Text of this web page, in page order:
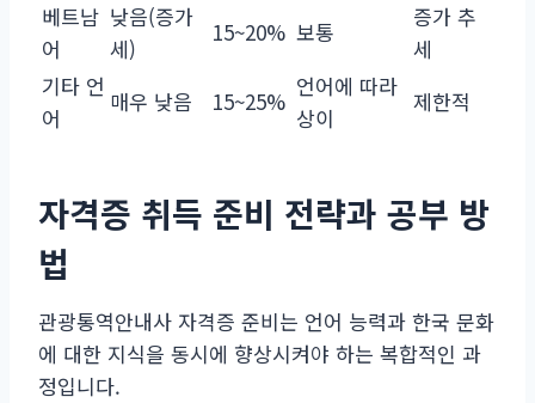
베트남
어
낮음(증가
세)
15~20% 보통
증가 추
세
기타 언
어
매우 낮음 15~25%
언어에 따라
상이
제한적
자격증 취득 준비 전략과 공부 방
법
관광통역안내사 자격증 준비는 언어 능력과 한국 문화
에 대한 지식을 동시에 향상시켜야 하는 복합적인 과
정입니다.